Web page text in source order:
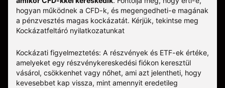
hogyan működnek a CFD-k, és megengedheti-e magának
a pénzvesztés magas kockázatát. Kérjük, tekintse meg
Kockázatfeltáró nyilatkozatunkat
Kockázati figyelmeztetés: A részvények és ETF-ek értéke,
amelyeket egy részvénykereskedési fiókon keresztül
vásárol, csökkenhet vagy nőhet, ami azt jelentheti, hogy
kevesebbet kap vissza, mint amennyit eredetileg